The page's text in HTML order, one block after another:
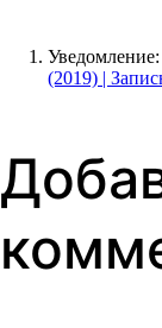
Уведомление:
(2019) |